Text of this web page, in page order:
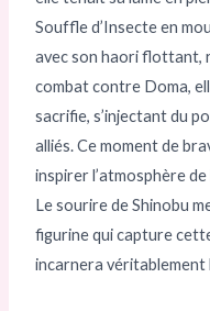
Souffle d’Insecte en
avec son haori flottant,
combat contre Doma,
sacrifie, s’injectant du
alliés. Ce moment de
inspirer l’atmosphère
Le sourire de Shinobu
figurine qui capture
incarnera véritablement